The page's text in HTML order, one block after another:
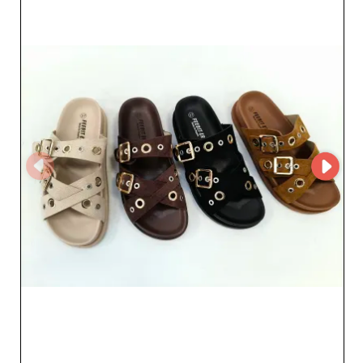
efficiente e di condizioni commerciali flessibili,
perfettamente in linea con le esigenze del settore B2B.
Questa partnership ti assicura una disponibilità costante
dei prodotti di punta e ti permette di restare
competitivo sul mercato offrendo ai tuoi clienti prodotti
che uniscono stile, comfort e qualità. Scegliere
zapaterandy sl significa affidarsi a un grossista affidabile
e innovativo, dedicato ad arricchire il tuo catalogo con
calzature accattivanti. Entra a far parte della comunità di
professionisti che già si fidano di loro e ottimizza le tue
vendite con un'offerta diversificata e attraente.